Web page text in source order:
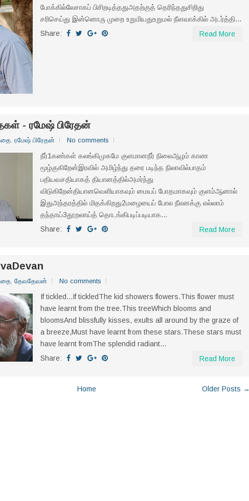
போக்கில்லேசாகப் பிசிறடித்ததுஅதற்குத் தெரிந்ததுசிறிது
சரிசெய்து இன்னொரு முறை உறுமியதுஉறுமல் நீளவாக்கில் அடர்த்தி...
Share:
Read More
- ரமேஷ் பிரேதன்
, ரமேஷ் பிரேதன் No comments
நீர்1கண்கள் கலங்கிமுகமே குளமானநீர் நிலைஆழம் காண
மூழ்குகிறேன்இரவில் அமிழ்ந்து தரை படிந்த நிலாவில்பாதம்
பதியவசதியாகத் தியானத்தில்அமர்ந்து
விடுகிறேன்தியானவெளியாகவும் மையப் போதமாகவும் குளம்ஆனால்
இதுஅந்தரத்தில் மிதக்கிறது2மழையைப் போல நீஎனக்கு எல்லாம்
தந்தாய்3தூறலாய்த் தொடங்கிபடிப்படியாக...
Share:
Read More
, தேவதேவன் No comments
If tickled...If tickledThe kid showers flowers.This flower must
have learnt from the tree.This treeWhich blooms and
bloomsAnd blissfully kisses, exults all around by the graze of
a breeze,Must have learnt from these stars.These stars must
have learnt fromThe splendid radiant...
Share:
Read More
Older Posts →
Home